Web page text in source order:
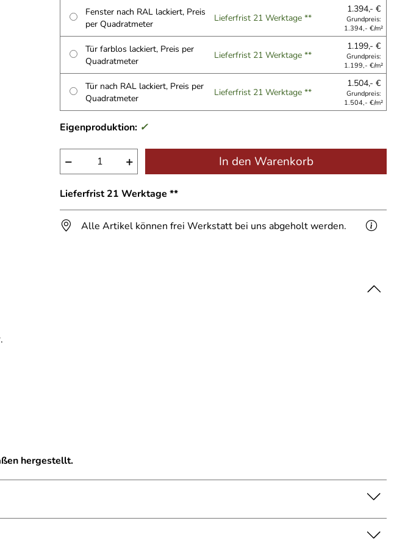
Fenster nach RAL lackiert, Preis
per Quadratmeter
Lieferfrist 21 Werktage **
1.394,- €
Grundpreis:
1.394,- €/m²
Tür farblos lackiert, Preis per
Quadratmeter
Lieferfrist 21 Werktage **
1.199,- €
Grundpreis:
1.199,- €/m²
Tür nach RAL lackiert, Preis per
Quadratmeter
Lieferfrist 21 Werktage **
1.504,- €
Grundpreis:
1.504,- €/m²
Eigenproduktion: ✓
− + In den Warenkorb
Lieferfrist 21 Werktage **
Alle Artikel können frei Werkstatt bei uns abgeholt werden.
hergestellt.